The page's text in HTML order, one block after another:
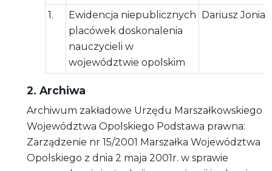
1.
Ewidencja niepublicznych
placówek doskonalenia
nauczycieli w
województwie opolskim
Dariusz Joniak
2. Archiwa
Archiwum zakładowe Urzędu Marszałkowskiego
Województwa Opolskiego Podstawa prawna:
Zarządzenie nr 15/2001 Marszałka Województwa
Opolskiego z dnia 2 maja 2001r. w sprawie